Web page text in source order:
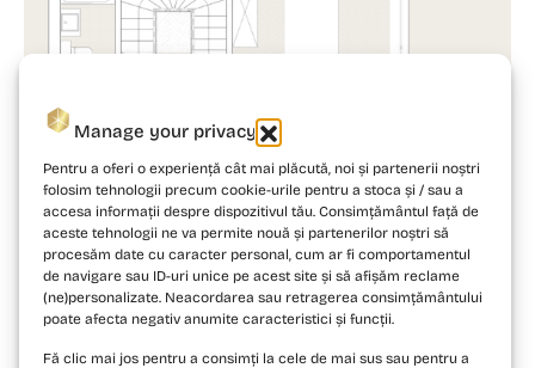
Manage your privacy
Pentru a oferi o experiență cât mai plăcută, noi și partenerii noștri
folosim tehnologii precum cookie-urile pentru a stoca și / sau a
accesa informații despre dispozitivul tău. Consimțământul față de
aceste tehnologii ne va permite nouă și partenerilor noștri să
procesăm date cu caracter personal, cum ar fi comportamentul
de navigare sau ID-uri unice pe acest site și să afișăm reclame
(ne)personalizate. Neacordarea sau retragerea consimțământului
poate afecta negativ anumite caracteristici și funcții.
Fă clic mai jos pentru a consimți la cele de mai sus sau pentru a